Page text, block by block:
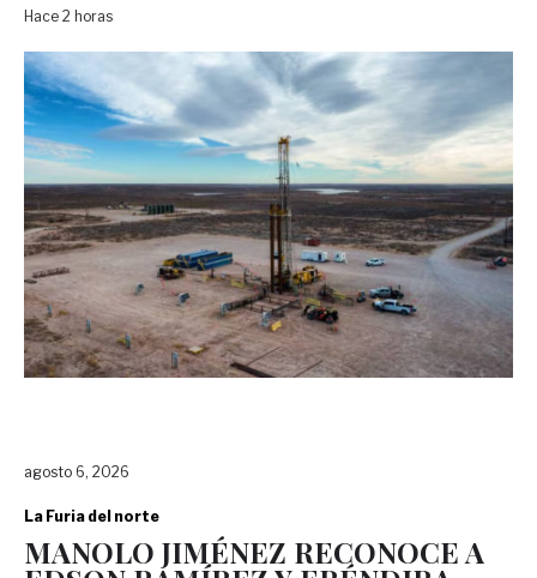
Hace 2 horas
agosto 6, 2026
La Furia del norte
MANOLO JIMÉNEZ RECONOCE A